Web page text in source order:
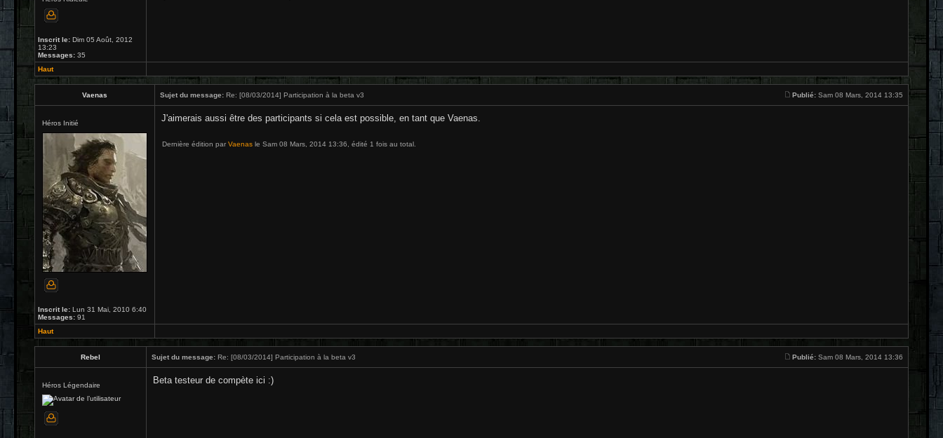
Inscrit le: Dim 05 Août, 2012
13:23
Messages: 35
Haut
Vaenas Sujet du message: Re: [08/03/2014] Participation à la beta v3 Publié: Sam 08 Mars, 2014 13:35
Héros Initié
Inscrit le: Lun 31 Mai, 2010 6:40
Messages: 91
J'aimerais aussi être des participants si cela est possible, en tant que Vaenas.
Dernière édition par Vaenas le Sam 08 Mars, 2014 13:36, édité 1 fois au total.
Haut
Rebel Sujet du message: Re: [08/03/2014] Participation à la beta v3 Publié: Sam 08 Mars, 2014 13:36
Héros Légendaire Beta testeur de compète ici :)